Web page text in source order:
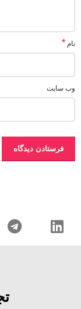
نام *
وب‌ سایت